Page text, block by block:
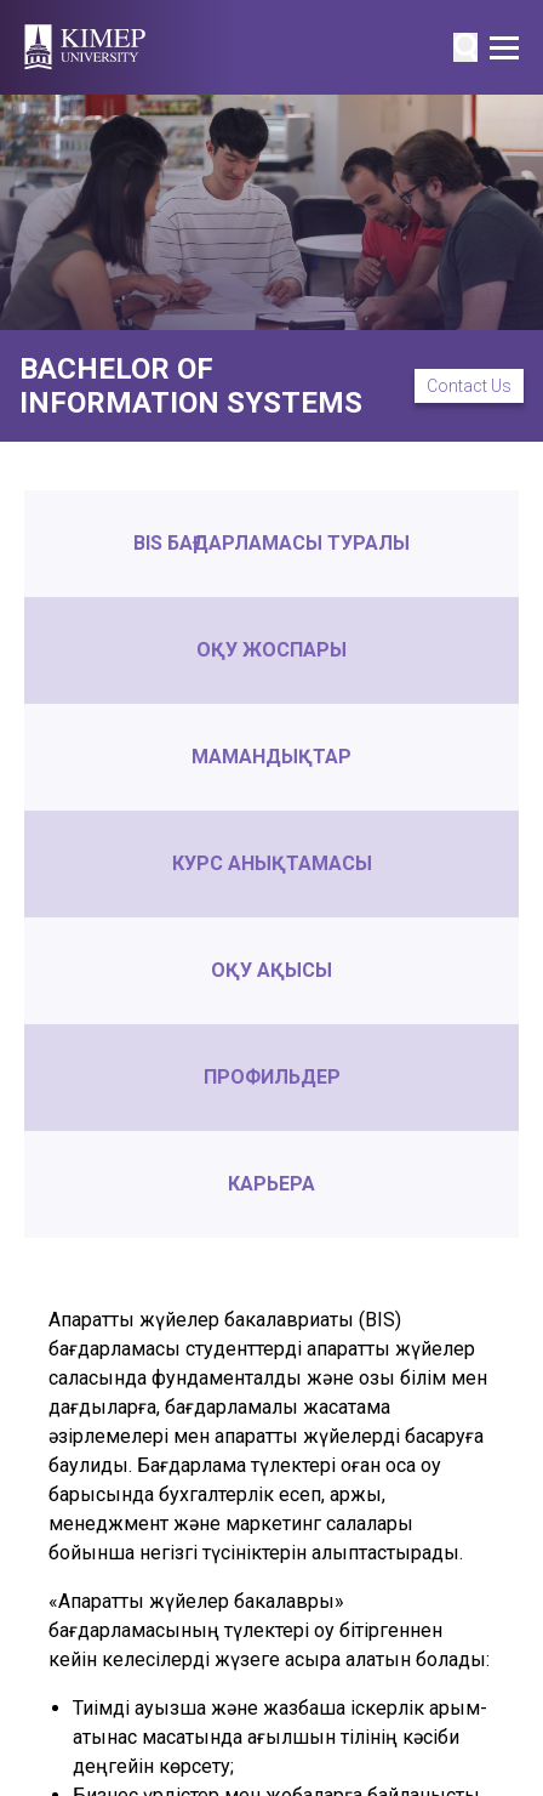
BACHELOR OF
INFORMATION SYSTEMS
Contact Us
BIS БАҒДАРЛАМАСЫ ТУРАЛЫ
ОҚУ ЖОСПАРЫ
МАМАНДЫҚТАР
КУРС АНЫҚТАМАСЫ
ОҚУ АҚЫСЫ
ПРОФИЛЬДЕР
КАРЬЕРА
Ақпараттық жүйелер бакалавриаты (BIS)
бағдарламасы студенттерді ақпараттық жүйелер
саласында фундаменталды және озық білім мен
дағдыларға, бағдарламалық жасақтама
әзірлемелері мен ақпараттық жүйелерді басқаруға
баулиды. Бағдарлама түлектері оған қоса оқу
барысында бухгалтерлік есеп, қаржы,
менеджмент және маркетинг салалары
бойынша негізгі түсініктерін қалыптастырады.
«Ақпараттық жүйелер бакалавры»
бағдарламасының түлектері оқу бітіргеннен
кейін келесілерді жүзеге асыра алатын болады:
Тиімді ауызша және жазбаша іскерлік қарым-
қатынас мақсатында ағылшын тілінің кәсіби
деңгейін көрсету;